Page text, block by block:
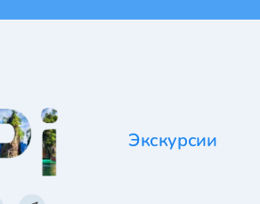
Экскурсии